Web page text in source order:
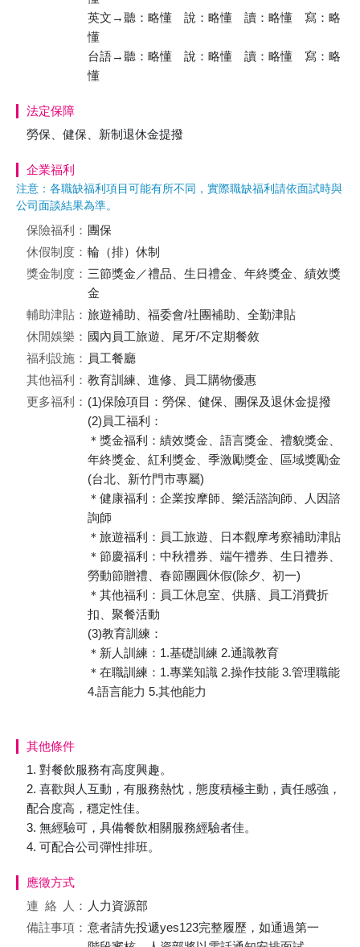
英文→聽：略懂 說：略懂 讀：略懂 寫：略
懂
台語→聽：略懂 說：略懂 讀：略懂 寫：略
懂
法定保障
勞保、健保、新制退休金提撥
企業福利
注意：各職缺福利項目可能有所不同，實際職缺福利請依面試時與
公司面談結果為準。
保險福利： 團保
休假制度： 輪（排）休制
獎金制度： 三節獎金／禮品、生日禮金、年終獎金、績效獎
金
輔助津貼： 旅遊補助、福委會/社團補助、全勤津貼
休閒娛樂： 國內員工旅遊、尾牙/不定期餐敘
福利設施： 員工餐廳
其他福利： 教育訓練、進修、員工購物優惠
更多福利： (1)保險項目：勞保、健保、團保及退休金提撥
(2)員工福利：
＊獎金福利：績效獎金、語言獎金、禮貌獎金、
年終獎金、紅利獎金、季激勵獎金、區域獎勵金
(台北、新竹門市專屬)
＊健康福利：企業按摩師、樂活諮詢師、人因諮
詢師
＊旅遊福利：員工旅遊、日本觀摩考察補助津貼
＊節慶福利：中秋禮券、端午禮券、生日禮券、
勞動節贈禮、春節團圓休假(除夕、初一)
＊其他福利：員工休息室、供膳、員工消費折
扣、聚餐活動
(3)教育訓練：
＊新人訓練：1.基礎訓練 2.通識教育
＊在職訓練：1.專業知識 2.操作技能 3.管理職能
4.語言能力 5.其他能力
其他條件
1. 對餐飲服務有高度興趣。
2. 喜歡與人互動，有服務熱忱，態度積極主動，責任感強，
配合度高，穩定性佳。
3. 無經驗可，具備餐飲相關服務經驗者佳。
4. 可配合公司彈性排班。
應徵方式
連絡
人： 人力資源部
備註事項： 意者請先投遞yes123完整履歷，如通過第一